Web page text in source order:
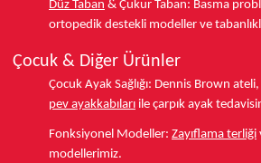
Düz Taban & Çukur Taban: Basma
ortopedik destekli modeller ve
Çocuk & Diğer Ürünler
Çocuk Ayak Sağlığı: Dennis Brown ateli,
pev ayakkabıları ile çarpık ayak
Fonksiyonel Modeller: Zayıflama terliği
modellerimiz.